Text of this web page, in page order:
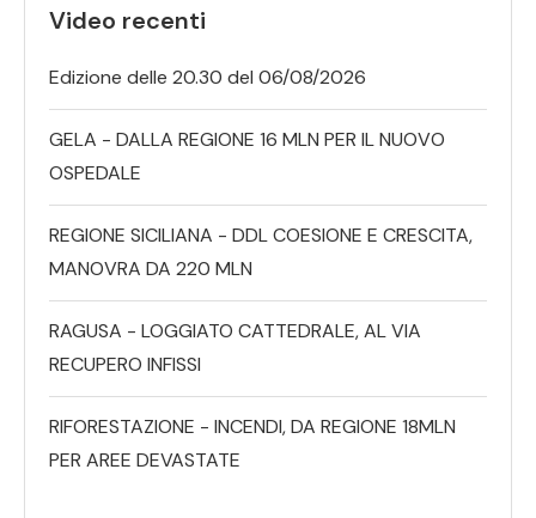
Video recenti
Edizione delle 20.30 del 06/08/2026
GELA - DALLA REGIONE 16 MLN PER IL NUOVO
OSPEDALE
REGIONE SICILIANA - DDL COESIONE E CRESCITA,
MANOVRA DA 220 MLN
RAGUSA - LOGGIATO CATTEDRALE, AL VIA
RECUPERO INFISSI
RIFORESTAZIONE - INCENDI, DA REGIONE 18MLN
PER AREE DEVASTATE